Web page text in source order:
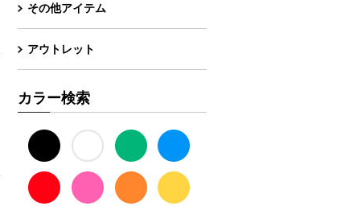
その他アイテム
アウトレット
カラー検索